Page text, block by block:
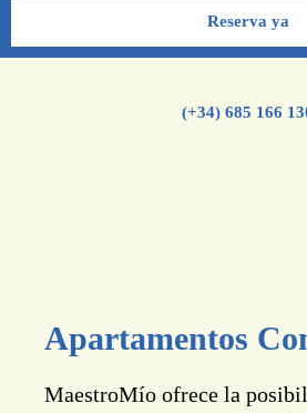
Reserva ya
(+34) 685 166
Apartamentos
MaestroMío ofrece la